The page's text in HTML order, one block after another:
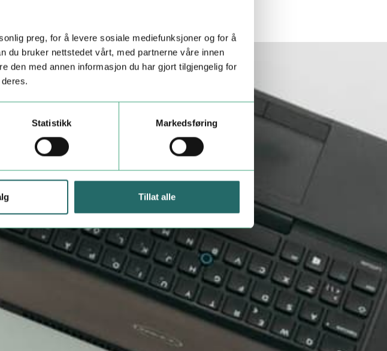
preg, for å levere sosiale mediefunksjoner og for å
du bruker nettstedet vårt, med partnerne våre innen
den med annen informasjon du har gjort tilgjengelig for
Statistikk Markedsføring
Tillat alle